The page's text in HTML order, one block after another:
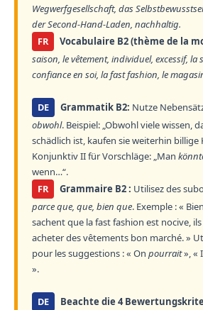
Wegwerfgesellschaft, das
der Second-Hand-Laden, nachhaltig.
FR
Vocabulaire B2 (thème de la
saison, le vêtement, individuel, excessif, la
confiance en soi, la fast fashion, le
DE Grammatik B2: Nutze
obwohl. Beispiel: „Obwohl viele wissen,
schädlich ist, kaufen sie weiterhin billige
Konjunktiv II für Vorschläge: „Man
wenn…“.
FR
Grammaire B2 : Utilisez des
parce que, que, bien que. Exemple : «
sachent que la fast fashion est nocive,
acheter des vêtements bon marché. »
pour les suggestions : « On pourrait», «
».
DE
Beachte die 4